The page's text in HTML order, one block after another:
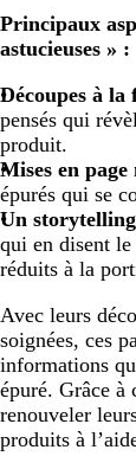
Principaux
astucieuses » :
Découpes à la
pensés qui
produit.
Mises en
épurés qui se
Un
qui en disent
réduits à la
Avec leurs
soignées, ces
informations
épuré. Grâce à
renouveler
produits à